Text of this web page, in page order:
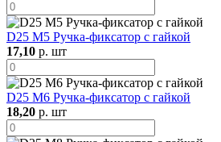
D25 М5 Ручка-фиксатор с гайкой
17,10 р. шт
D25 М6 Ручка-фиксатор с гайкой
18,20 р. шт